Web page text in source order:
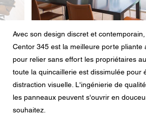
Avec son design discret et
Centor 345 est la meilleure porte pliante
pour relier sans effort les propriétaires
toute la quincaillerie est dissimulée pour
distraction visuelle. L'ingénierie de
les panneaux peuvent s'ouvrir en
souhaitez.
Code postal
Vous êtes
Message